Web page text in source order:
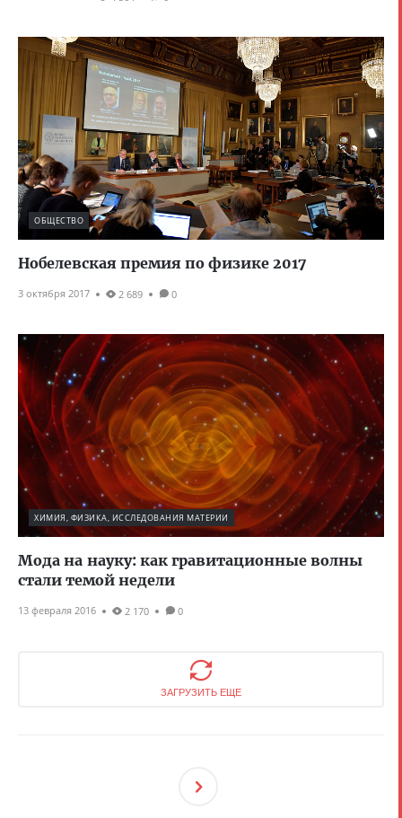
ОБЩЕСТВО
Нобелевская премия по физике 2017
3 октября 2017 2 689 0
ХИМИЯ, ФИЗИКА, ИССЛЕДОВАНИЯ МАТЕРИИ
Мода на науку: как гравитационные волны
стали темой недели
13 февраля 2016 2 170 0
ЗАГРУЗИТЬ ЕЩЕ
Ующ